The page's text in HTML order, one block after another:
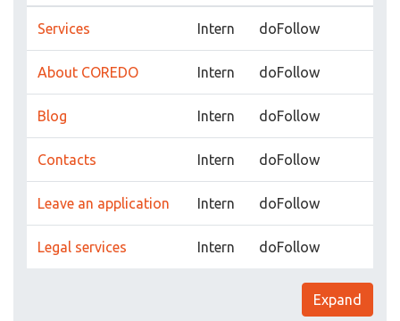
Services Intern doFollow
About COREDO Intern doFollow
Blog Intern doFollow
Contacts Intern doFollow
Leave an application Intern doFollow
Legal services Intern doFollow
Expand